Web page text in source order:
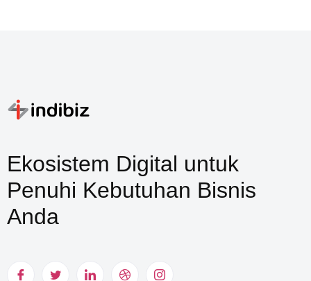
Ekosistem Digital untuk
Penuhi Kebutuhan Bisnis
Anda